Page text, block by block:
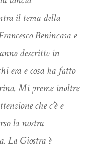
il tema della
Benincasa e
descritto in
era e cosa ha fatto
Mi preme inoltre
che c’è e
la nostra
La Giostra è